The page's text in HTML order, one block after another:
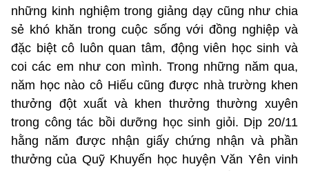
những kinh nghiệm trong giảng dạy cũng như chia
sẻ khó khăn trong cuộc sống với đồng nghiệp và
đặc biệt cô luôn quan tâm, động viên học sinh và
coi các em như con mình. Trong những năm qua,
năm học nào cô Hiếu cũng được nhà trường khen
thưởng đột xuất và khen thưởng thường xuyên
trong công tác bồi dưỡng học sinh giỏi. Dịp 20/11
hằng năm được nhận giấy chứng nhận và phần
thưởng của Quỹ Khuyến học huyện Văn Yên vinh